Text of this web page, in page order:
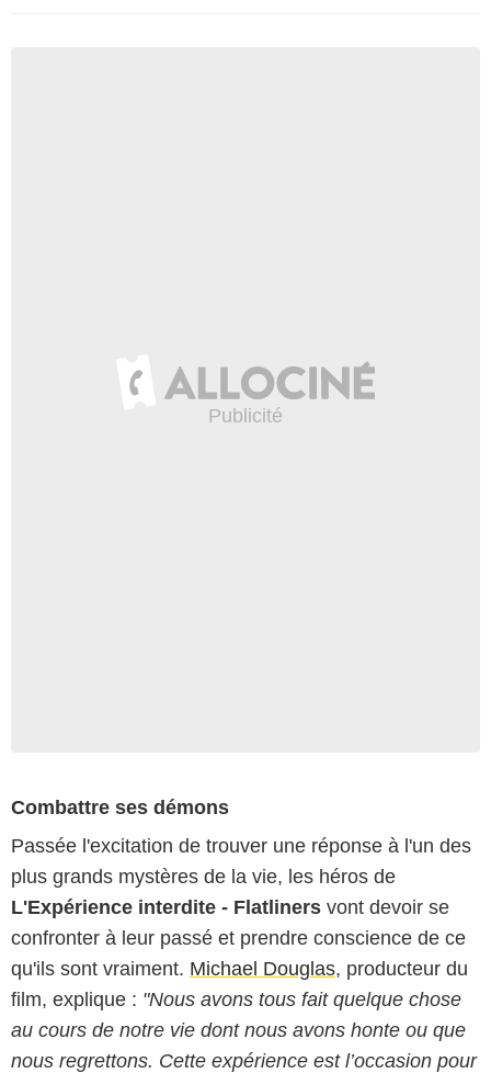
Combattre ses démons
Passée l'excitation de trouver une réponse à l'un des
plus grands mystères de la vie, les héros de
L'Expérience interdite - Flatliners vont devoir se
confronter à leur passé et prendre conscience de ce
qu'ils sont vraiment. Michael Douglas, producteur du
film, explique : "Nous avons tous fait quelque chose
au cours de notre vie dont nous avons honte ou que
nous regrettons. Cette expérience est l’occasion pour